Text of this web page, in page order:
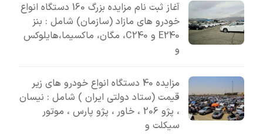
آغاز ثبت نام مزایده بزرگ 160 دستگاه انواع
خودرو های مازاد (سازمان) شامل : بنز
E240 و C240، مگان، ماکسیما،هایلوکس
و
مزایده 40 دستگاه انواع خودرو های زیر
قیمت (ستاد دولتی ایران ) شامل : نیسان
، پژو 206 ، خاور ، پژو پارس ، موتور
سیکلت و